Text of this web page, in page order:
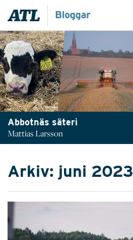
Abbotnäs säteri
Mattias Larsson
Arkiv: juni 2023